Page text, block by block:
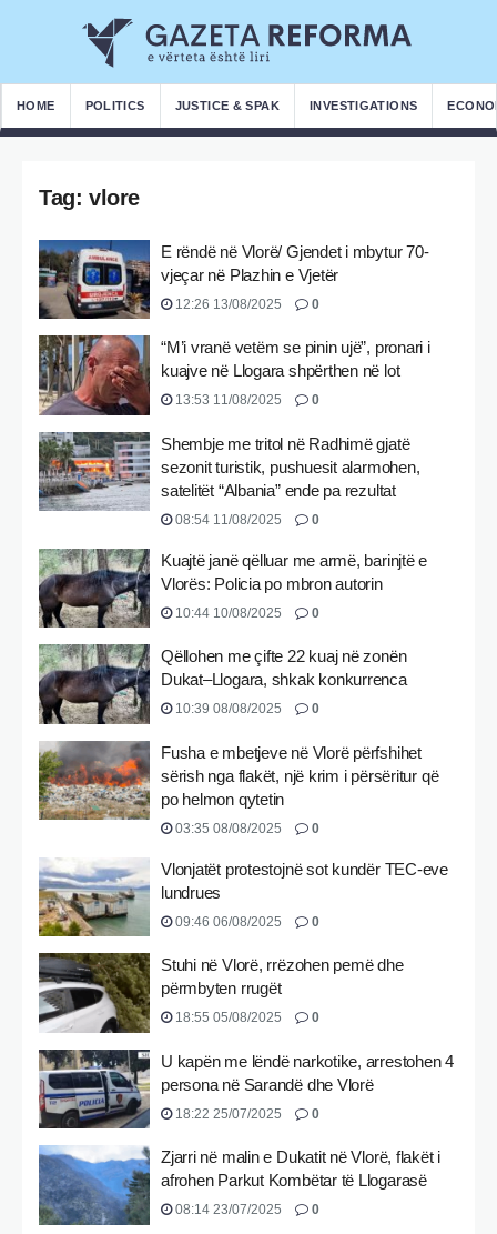
HOME POLITICS JUSTICE & SPAK INVESTIGATIONS
Tag: vlore
E rëndë në Vlorë/ Gjendet i mbytur 70-
vjeçar në Plazhin e Vjetër
12:26 13/08/2025 0
“M’i vranë vetëm se pinin ujë”, pronari i
kuajve në Llogara shpërthen në lot
13:53 11/08/2025 0
Shembje me tritol në Radhimë gjatë
sezonit turistik, pushuesit alarmohen,
satelitët “Albania” ende pa rezultat
08:54 11/08/2025 0
Kuajtë janë qëlluar me armë, barinjtë e
Vlorës: Policia po mbron autorin
10:44 10/08/2025 0
Qëllohen me çifte 22 kuaj në zonën
Dukat–Llogara, shkak konkurrenca
10:39 08/08/2025 0
Fusha e mbetjeve në Vlorë përfshihet
sërish nga flakët, një krim i përsëritur që
po helmon qytetin
03:35 08/08/2025 0
Vlonjatët protestojnë sot kundër TEC-eve
lundrues
09:46 06/08/2025 0
Stuhi në Vlorë, rrëzohen pemë dhe
përmbyten rrugët
18:55 05/08/2025 0
U kapën me lëndë narkotike, arrestohen 4
persona në Sarandë dhe Vlorë
18:22 25/07/2025 0
Zjarri në malin e Dukatit në Vlorë, flakët i
afrohen Parkut Kombëtar të Llogarasë
08:14 23/07/2025 0